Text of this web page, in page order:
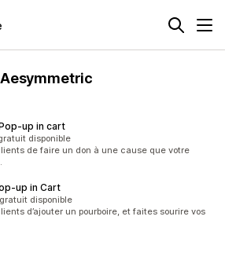
in cart
disponible
de faire un don à une cause que votre
in Cart
disponible
d’ajouter un pourboire, et faites sourire vos